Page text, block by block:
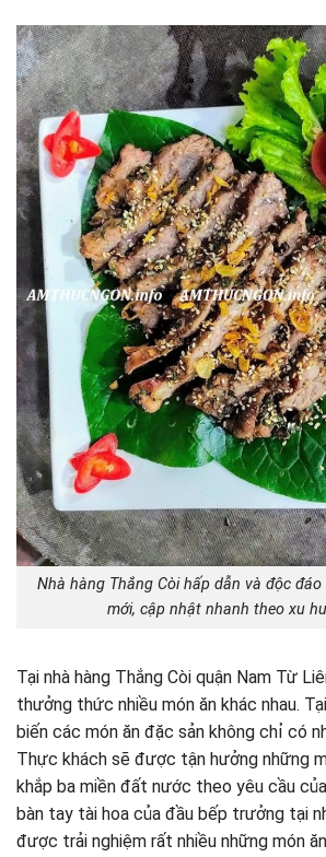
Nhà hàng Thắng Còi hấp dẫn và độc
mới, cập nhật nhanh theo xu
Tại nhà hàng Thắng Còi quận Nam Từ
thưởng thức nhiều món ăn khác nhau.
biến các món ăn đặc sản không chỉ có
Thực khách sẽ được tận hưởng những
khắp ba miền đất nước theo yêu cầu
bàn tay tài hoa của đầu bếp trưởng tại
được trải nghiệm rất nhiều những món